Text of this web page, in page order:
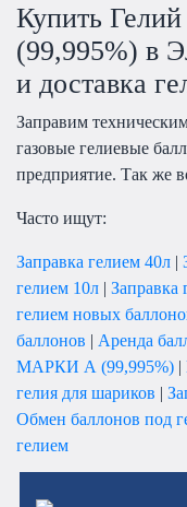
Купить
(99,995%) в
и доставка
Заправим
газовые гелиевые
предприятие. Так же
Часто ищут:
Заправка гелием 40л |
гелием 10л | Заправка
гелием новых
баллонов | Аренда
МАРКИ А (99,995%) |
гелия для шариков |
Обмен баллонов под
гелием